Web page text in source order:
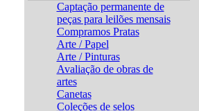
Captação permanente de
peças para leilões mensais
Compramos Pratas
Arte / Papel
Arte / Pinturas
Avaliação de obras de
artes
Canetas
Coleções de selos